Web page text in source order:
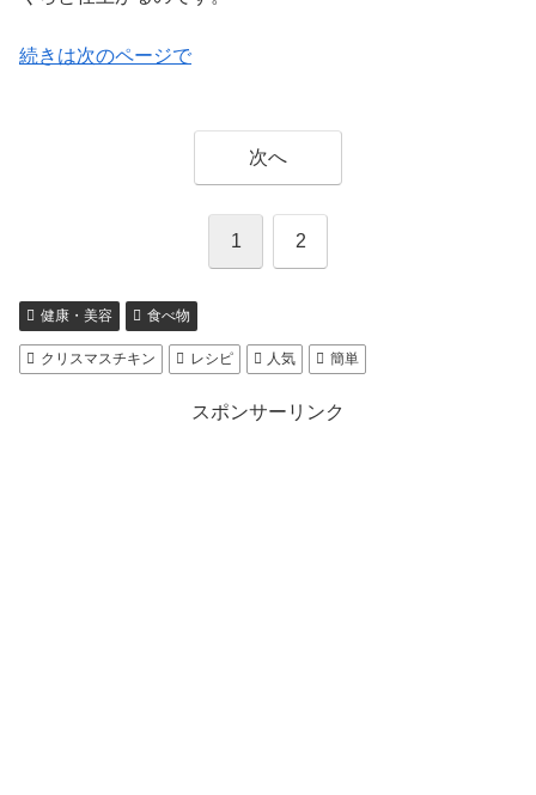
続きは次のページで
次へ
1 2
健康・美容 食べ物
クリスマスチキン レシピ 人気 簡単
スポンサーリンク